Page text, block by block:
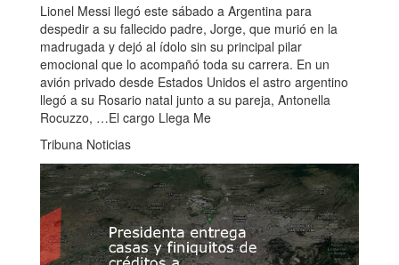
Lionel Messi llegó este sábado a Argentina para
despedir a su fallecido padre, Jorge, que murió en la
madrugada y dejó al ídolo sin su principal pilar
emocional que lo acompañó toda su carrera. En un
avión privado desde Estados Unidos el astro argentino
llegó a su Rosario natal junto a su pareja, Antonella
Rocuzzo, …El cargo Llega Me
Tribuna Noticias